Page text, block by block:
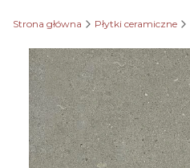
Strona główna Płytki ceramiczne